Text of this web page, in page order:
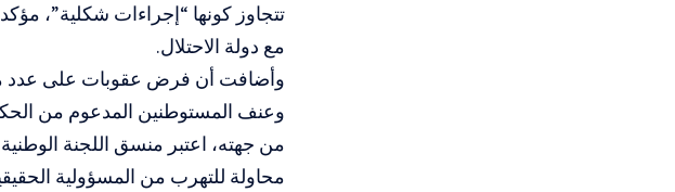
تتجاوز كونها “إجراءات شكلية”،
مع دولة الاحتلال.
وأضافت أن فرض عقوبات على عدد
وعنف المستوطنين المدعوم من
من جهته، اعتبر منسق اللجنة
محاولة للتهرب من المسؤولية